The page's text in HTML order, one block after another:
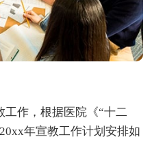
作，根据医院《“十二
年宣教工作计划安排如